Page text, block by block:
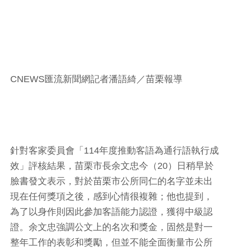
CNEWS匯流新聞網記者潘語綺／苗栗報導
針對客家委員會「114年度推動客語為通行語執行成
效」評核結果，苗栗市長余文忠今（20）日稍早於
臉書發文表示，對於苗栗市公所同仁的名字並未出
現在任何獎項之後，感到心情很複雜；他也提到，
為了以身作則因此參加客語能力認證，獲得中級認
證。余文忠強調公文上的名次和獎金，固然是對一
整年工作的表彰和獎勵，但並不能全面衡量市公所